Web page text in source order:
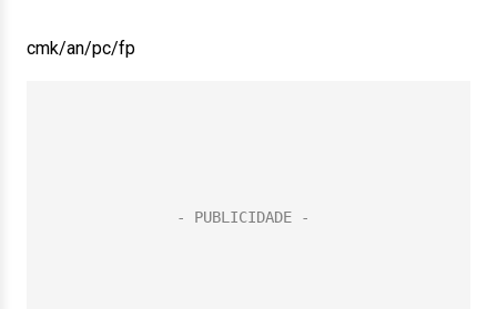
cmk/an/pc/fp